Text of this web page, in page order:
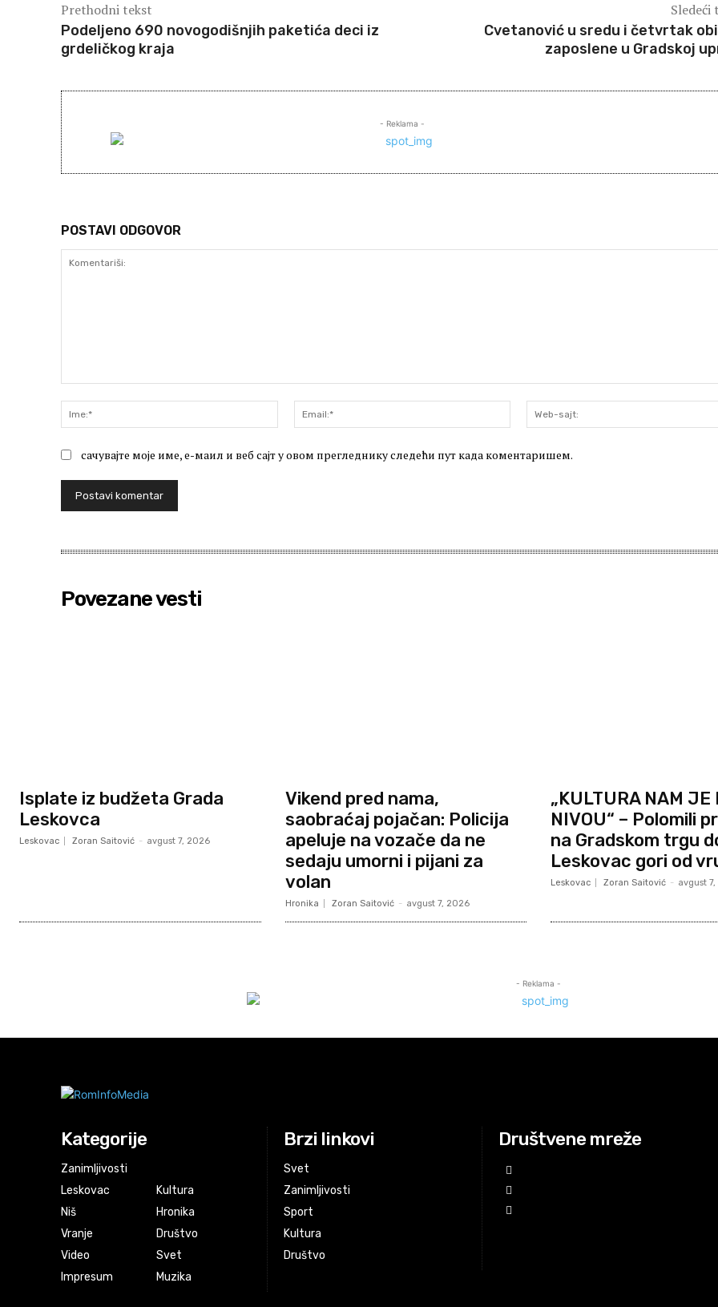
Prethodni tekst
Podeljeno 690 novogodišnjih paketića deci iz
grdeličkog kraja
Sledeći
Cvetanović u sredu i četvrtak
zaposlene u Gradskoj
- Reklama -
POSTAVI ODGOVOR
Ime:*
Email:*
сачувајте моје име, е-маил и веб сајт у овом прегледнику следећи пут када коментаришем.
Povezane vesti
Isplate iz budžeta Grada
Leskovca
Leskovac Zoran Saitović - avgust 7, 2026
Vikend pred nama,
saobraćaj pojačan: Policija
apeluje na vozače da ne
sedaju umorni i pijani za
volan
Hronika Zoran Saitović - avgust 7, 2026
„KULTURA NAM JE
NIVOU“ – Polomili
na Gradskom trgu
Leskovac gori od
Leskovac Zoran Saitović - avgust
- Reklama -
Kategorije
Zanimljivosti
Leskovac
Niš
Vranje
Video
Impresum
Kultura
Hronika
Društvo
Svet
Muzika
Brzi linkovi
Svet
Zanimljivosti
Sport
Kultura
Društvo
Društvene mreže